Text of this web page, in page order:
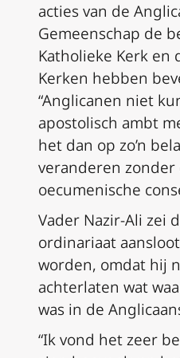
acties van de
Gemeenschap de
Katholieke Kerk en
Kerken hebben
“Anglicanen niet
apostolisch ambt
het dan op zo’n
veranderen
oecumenische
Vader Nazir-Ali zei
ordinariaat
worden, omdat hij
achterlaten wat
was in de
“Ik vond het zeer